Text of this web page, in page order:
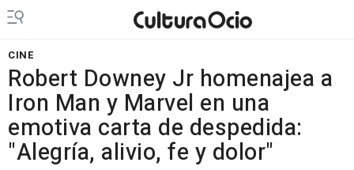
CINE
Robert Downey Jr homenajea a
Iron Man y Marvel en una
emotiva carta de despedida:
"Alegría, alivio, fe y dolor"